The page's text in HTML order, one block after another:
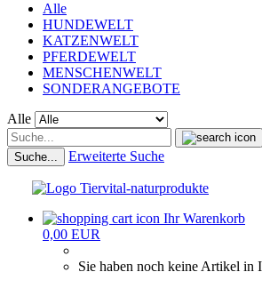
Alle
HUNDEWELT
KATZENWELT
PFERDEWELT
MENSCHENWELT
SONDERANGEBOTE
Alle
Suche... Erweiterte Suche
Ihr Warenkorb
0,00 EUR
Sie haben noch keine Artikel in